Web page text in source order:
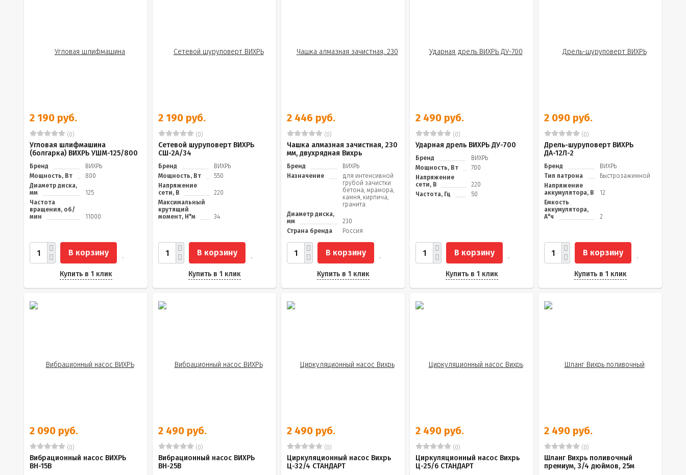
2 190 руб.
(0)
Угловая шлифмашина
(болгарка) ВИХРЬ УШМ-125/800
Бренд
ВИХРЬ
Мощность, Вт
800
Диаметр диска,
мм
125
Частота
вращения, об/
мин
11000
В корзину
Купить в 1 клик
2 190 руб.
(0)
Сетевой шуруповерт ВИХРЬ
СШ-2А/34
Бренд
ВИХРЬ
Мощность, Вт
550
Напряжение
сети, В
220
Максимальный
крутящий
момент, Н*м
34
В корзину
Купить в 1 клик
2 446 руб.
(0)
Чашка алмазная зачистная, 230
мм, двухрядная Вихрь
Бренд
ВИХРЬ
Назначение
для интенсивной
грубой зачистки
бетона, мрамора,
камня, кирпича,
гранита.
Диаметр диска,
мм
230
Страна бренда
Россия
В корзину
Купить в 1 клик
2 490 руб.
(0)
Ударная дрель ВИХРЬ ДУ-700
Бренд
ВИХРЬ
Мощность, Вт
700
Напряжение
сети, В
220
Частота, Гц
50
В корзину
Купить в 1 клик
2 090 руб.
(0)
Дрель-шуруповерт ВИХРЬ
ДА-12Л-2
Бренд
ВИХРЬ
Тип патрона
Быстрозажимной
Напряжение
аккумулятора, В
12
Емкость
аккумулятора,
А*ч
2
В корзину
Купить в 1 клик
2 090 руб.
(0)
Вибрационный насос ВИХРЬ
ВН-15В
2 490 руб.
(0)
Вибрационный насос ВИХРЬ
ВН-25В
2 490 руб.
(0)
Циркуляционный насос Вихрь
Ц-32/4 СТАНДАРТ
2 490 руб.
(0)
Циркуляционный насос Вихрь
Ц-25/6 СТАНДАРТ
2 490 руб.
(0)
Шланг Вихрь поливочный
премиум, 3/4 дюймов, 25м